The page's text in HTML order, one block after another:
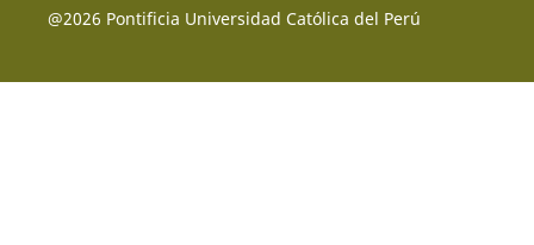
@2026 Pontificia Universidad Católica del Perú